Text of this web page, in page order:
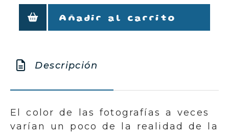
Añadir al carrito
Descripción
El color de las fotografías a veces
varían un poco de la realidad de la